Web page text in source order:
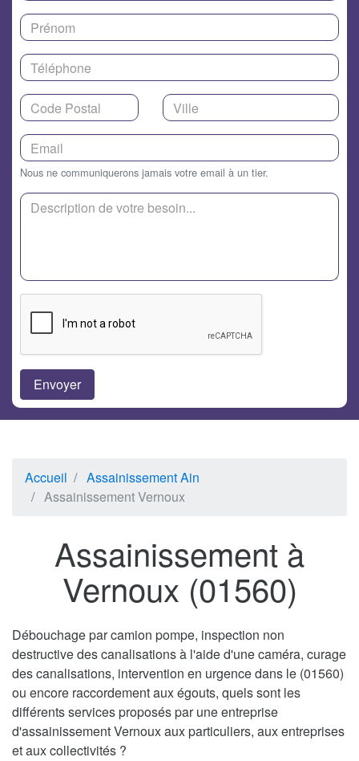
Nous ne communiquerons jamais votre email à un tier.
Accueil
Assainissement Ain
Assainissement Vernoux
Assainissement à
Vernoux (01560)
Débouchage par camion pompe, inspection non
destructive des canalisations à l'aide d'une caméra, curage
des canalisations, intervention en urgence dans le (01560)
ou encore raccordement aux égouts, quels sont les
différents services proposés par une entreprise
d'assainissement Vernoux aux particuliers, aux entreprises
et aux collectivités ?